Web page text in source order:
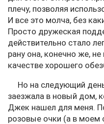
плечу, позволяя
И все это молча, без
Просто дружеская
действительно стало
рану она, конечно же,
качестве хорошего
Но на следующий
заезжала в новый дом,
Джек нашел для меня.
розовые очки (а в моем